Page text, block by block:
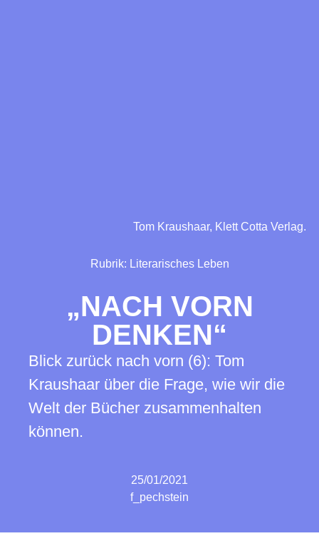
Rubrik: Literarisches Leben
„NACH VORN
DENKEN“
Blick zurück nach vorn (6): Tom
Kraushaar über die Frage, wie wir die
Welt der Bücher zusammenhalten
können.
25/01/2021
f_pechstein
Tom Kraushaar, Klett Cotta Verlag.